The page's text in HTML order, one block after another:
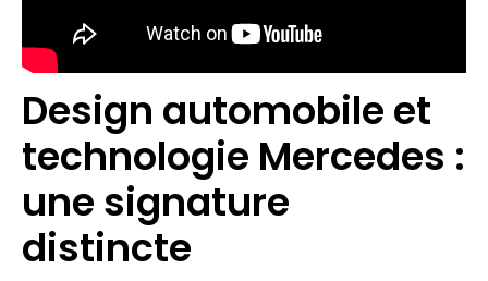
Design automobile et
technologie Mercedes :
une signature
distincte